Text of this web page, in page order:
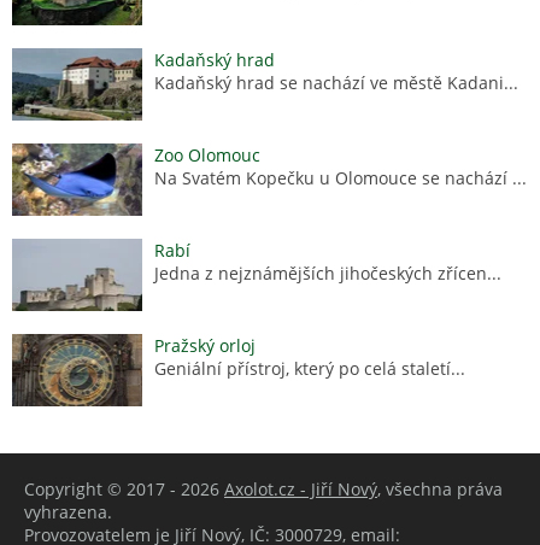
Kadaňský hrad
Kadaňský hrad se nachází ve městě Kadani...
Zoo Olomouc
Na Svatém Kopečku u Olomouce se nachází ...
Rabí
Jedna z nejznámějších jihočeských zřícen...
Pražský orloj
Geniální přístroj, který po celá staletí...
Copyright © 2017 - 2026 Axolot.cz - Jiří Nový, všechna práva
vyhrazena.
Provozovatelem je Jiří Nový, IČ: 3000729, email: